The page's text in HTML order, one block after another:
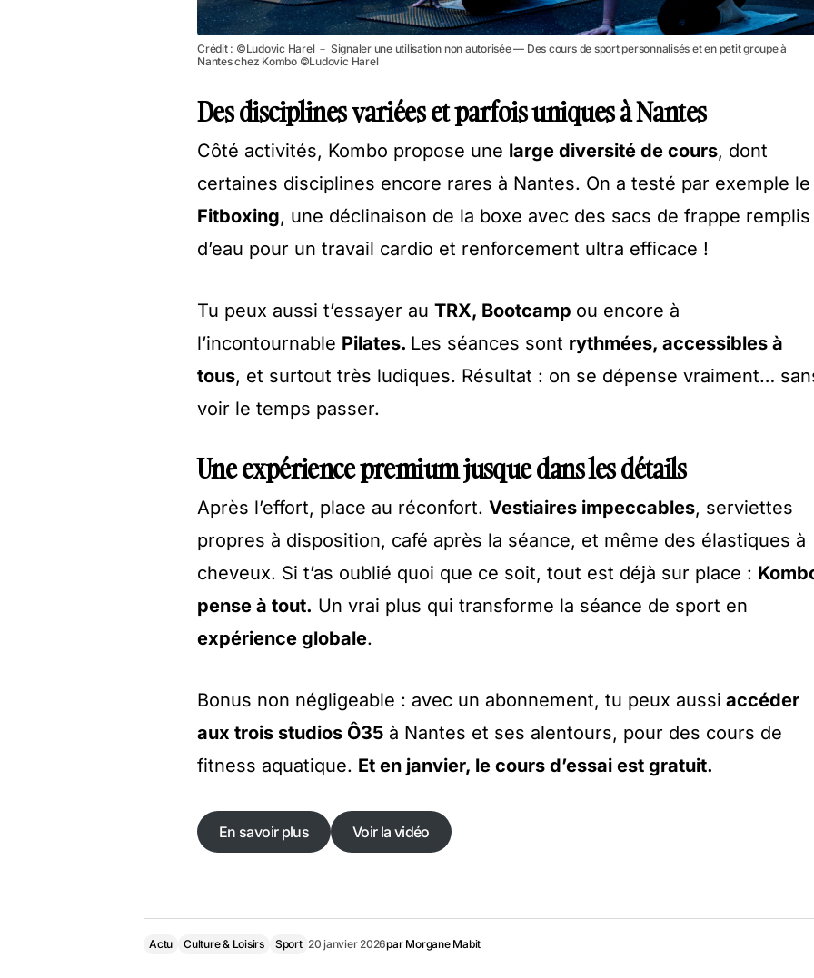
Crédit : ©Ludovic Harel － Signaler une utilisation non autorisée— Des cours de sport personnalisés et en petit groupe à
Nantes chez Kombo ©Ludovic Harel
Des disciplines variées et parfois uniques à Nantes
Côté activités, Kombo propose une large diversité de cours, dont
certaines disciplines encore rares à Nantes. On a testé par exemple le
Fitboxing, une déclinaison de la boxe avec des sacs de frappe remplis
d’eau pour un travail cardio et renforcement ultra efficace !
Tu peux aussi t’essayer au TRX, Bootcamp ou encore à
l’incontournable Pilates. Les séances sont rythmées, accessibles à
tous, et surtout très ludiques. Résultat : on se dépense vraiment…
voir le temps passer.
Une expérience premium jusque dans les détails
Après l’effort, place au réconfort. Vestiaires impeccables, serviettes
propres à disposition, café après la séance, et même des élastiques à
cheveux. Si t’as oublié quoi que ce soit, tout est déjà sur place :
pense à tout. Un vrai plus qui transforme la séance de sport en
expérience globale.
Bonus non négligeable : avec un abonnement, tu peux aussi accéder
aux trois studios Ô35 à Nantes et ses alentours, pour des cours de
fitness aquatique. Et en janvier, le cours d’essai est gratuit.
En savoir plus
En savoir plus
Voir la vidéo
Voir la vidéo
Actu Culture & Loisirs Sport 20 janvier 2026par Morgane Mabit